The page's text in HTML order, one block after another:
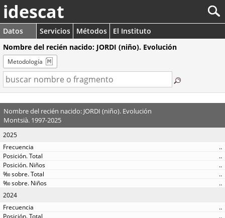
idescat
Datos Servicios Métodos
El Instituto
Nombre del recién nacido: JORDI (niño). Evolución
Metodología
Nombre del recién nacido: JORDI (niño). Evolución
Montsià. 1997-2025
2025
..
..
..
..
..
2024
..
..